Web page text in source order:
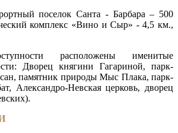
поселок Санта - Барбара – 500
комплекс «Вино и Сыр» - 4,5 км.,
расположены именитые
Дворец княгини Гагариной, парк-
памятник природы Мыс Плака, парк-
Александро-Невская церковь, дворец